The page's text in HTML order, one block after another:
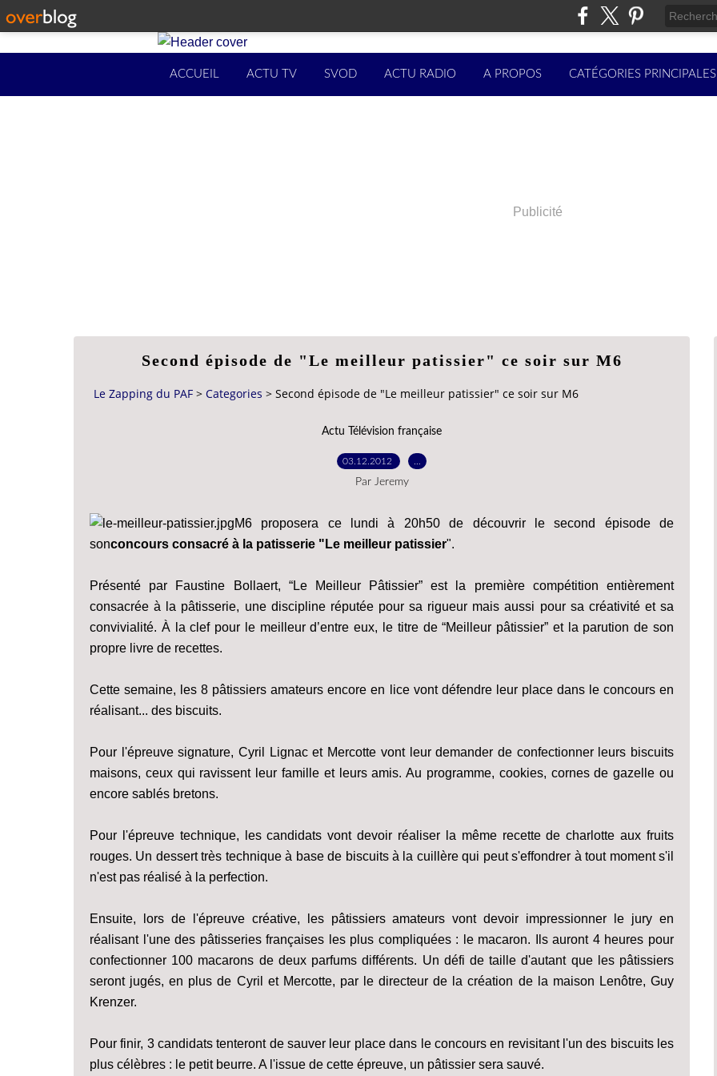
ACCUEIL ACTU TV SVOD ACTU RADIO A PROPOS CATÉGORIES PRINCIPALES
Publicité
Second épisode de "Le meilleur patissier" ce soir sur M6
Le Zapping du PAF > Categories > Second épisode de "Le meilleur patissier" ce soir sur M6
Actu Télévision française
03.12.2012
Par Jeremy
M6 proposera ce lundi à 20h50 de découvrir le second épisode de
sonconcours consacré à la patisserie "Le meilleur patissier".
Présenté par Faustine Bollaert, “Le Meilleur Pâtissier” est la première compétition entièrement
consacrée à la pâtisserie, une discipline réputée pour sa rigueur mais aussi pour sa créativité et sa
convivialité. À la clef pour le meilleur d’entre eux, le titre de “Meilleur pâtissier” et la parution de son
propre livre de recettes.
Cette semaine, les 8 pâtissiers amateurs encore en lice vont défendre leur place dans le concours en
réalisant... des biscuits.
Pour l'épreuve signature, Cyril Lignac et Mercotte vont leur demander de confectionner leurs biscuits
maisons, ceux qui ravissent leur famille et leurs amis. Au programme, cookies, cornes de gazelle ou
encore sablés bretons.
Pour l'épreuve technique, les candidats vont devoir réaliser la même recette de charlotte aux fruits
rouges. Un dessert très technique à base de biscuits à la cuillère qui peut s'effondrer à tout moment s'il
n'est pas réalisé à la perfection.
Ensuite, lors de l'épreuve créative, les pâtissiers amateurs vont devoir impressionner le jury en
réalisant l'une des pâtisseries françaises les plus compliquées : le macaron. Ils auront 4 heures pour
confectionner 100 macarons de deux parfums différents. Un défi de taille d'autant que les pâtissiers
seront jugés, en plus de Cyril et Mercotte, par le directeur de la création de la maison Lenôtre, Guy
Krenzer.
Pour finir, 3 candidats tenteront de sauver leur place dans le concours en revisitant l'un des biscuits les
plus célèbres : le petit beurre. A l'issue de cette épreuve, un pâtissier sera sauvé.